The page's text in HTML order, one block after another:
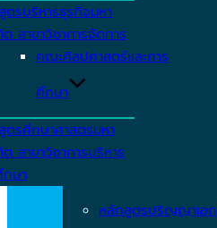
ตรบริหารธุรกิจมหา
สาขาวิชาการจัดการ
คณะศิลปศาสตร์และการ
ศึกษา
ตรศึกษาศาสตรมหา
สาขาวิชาการบริหาร
กษา
หลักสูตรปริญญาเอก